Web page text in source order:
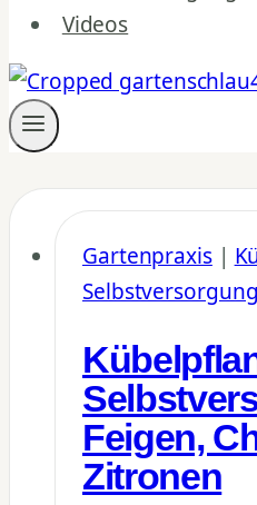
Videos
Gartenpraxis|
Selbstversorgung
Feigen,
Zitronen